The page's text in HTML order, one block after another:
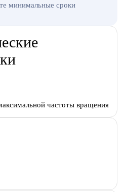
минимальные сроки
частоты вращения